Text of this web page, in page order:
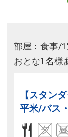
部屋：食事/
おとな1名様
【スタン
平米/バス